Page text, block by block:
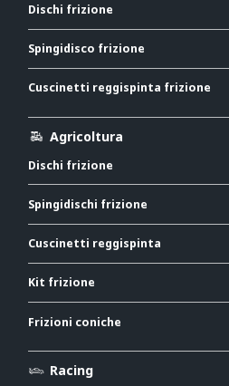
Dischi frizione
Spingidisco frizione
Cuscinetti reggispinta frizione
Agricoltura
Dischi frizione
Spingidischi frizione
Cuscinetti reggispinta
Kit frizione
Frizioni coniche
Racing